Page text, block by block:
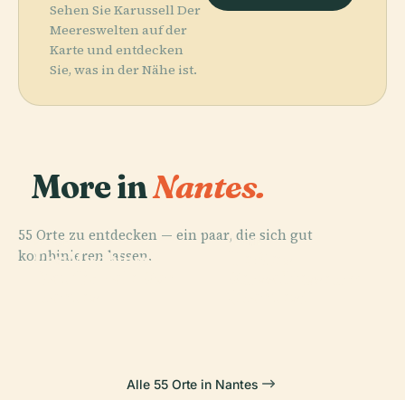
Sehen Sie Karussell Der
Meereswelten auf der
Karte und entdecken
Sie, was in der Nähe ist.
More inNantes.
55 Orte zu entdecken — ein paar, die sich gut
kombinieren lassen.
PLACE
Les Machines
PLACE
PLACE
PLACE
Alle 55 Orte in Nantes